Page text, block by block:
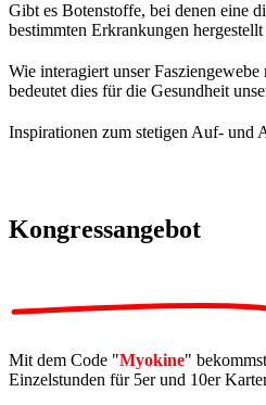
Gibt es Botenstoffe, bei denen eine
bestimmten Erkrankungen
Wie interagiert unser
bedeutet dies für die Gesundheit
Inspirationen zum stetigen Auf- und
Kongressangebot
Mit dem Code "Myokine"
Einzelstunden für 5er und 10er